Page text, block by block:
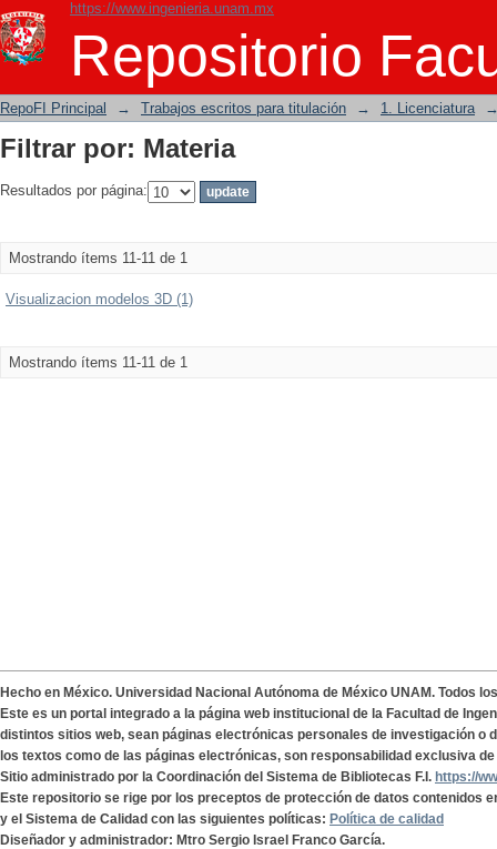
https://www.ingenieria.unam.mx
Repositorio
Filtrar por: Materia
RepoFI Principal → Trabajos escritos para titulación → 1. Licenciatura
Filtrar por: Materia
Resultados por página:
Mostrando ítems 11-11 de 1
Visualizacion modelos 3D (1)
Mostrando ítems 11-11 de 1
Hecho en México. Universidad Nacional Autónoma de México UNAM. Todos
Este es un portal integrado a la página web institucional de la Facultad de
distintos sitios web, sean páginas electrónicas personales de investigación o
los textos como de las páginas electrónicas, son responsabilidad exclusiva
Sitio administrado por la Coordinación del Sistema de Bibliotecas F.I. https://
Este repositorio se rige por los preceptos de protección de datos contenidos
y el Sistema de Calidad con las siguientes políticas: Política de calidad
Diseñador y administrador: Mtro Sergio Israel Franco García.